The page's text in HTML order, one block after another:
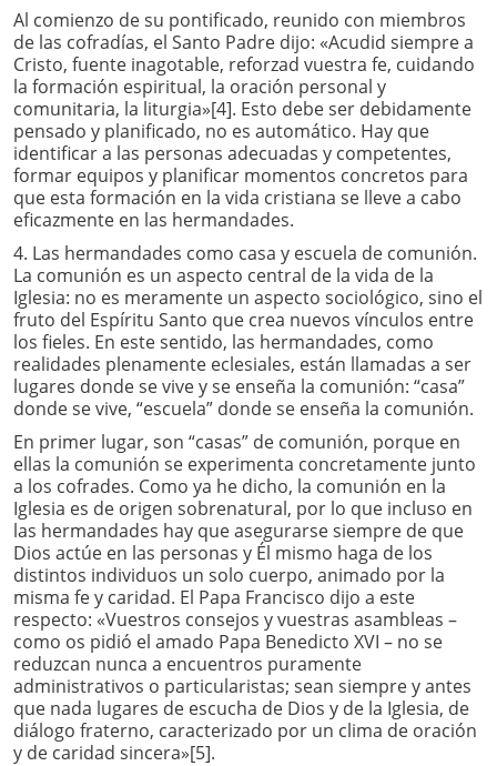
Al comienzo de su pontificado, reunido con miembros
de las cofradías, el Santo Padre dijo: «Acudid siempre a
Cristo, fuente inagotable, reforzad vuestra fe, cuidando
la formación espiritual, la oración personal y
comunitaria, la liturgia»[4]. Esto debe ser debidamente
pensado y planificado, no es automático. Hay que
identificar a las personas adecuadas y competentes,
formar equipos y planificar momentos concretos para
que esta formación en la vida cristiana se lleve a cabo
eficazmente en las hermandades.
4. Las hermandades como casa y escuela de comunión.
La comunión es un aspecto central de la vida de la
Iglesia: no es meramente un aspecto sociológico, sino el
fruto del Espíritu Santo que crea nuevos vínculos entre
los fieles. En este sentido, las hermandades, como
realidades plenamente eclesiales, están llamadas a ser
lugares donde se vive y se enseña la comunión: “casa”
donde se vive, “escuela” donde se enseña la comunión.
En primer lugar, son “casas” de comunión, porque en
ellas la comunión se experimenta concretamente junto
a los cofrades. Como ya he dicho, la comunión en la
Iglesia es de origen sobrenatural, por lo que incluso en
las hermandades hay que asegurarse siempre de que
Dios actúe en las personas y Él mismo haga de los
distintos individuos un solo cuerpo, animado por la
misma fe y caridad. El Papa Francisco dijo a este
respecto: «Vuestros consejos y vuestras asambleas –
como os pidió el amado Papa Benedicto XVI – no se
reduzcan nunca a encuentros puramente
administrativos o particularistas; sean siempre y antes
que nada lugares de escucha de Dios y de la Iglesia, de
diálogo fraterno, caracterizado por un clima de oración
y de caridad sincera»[5].